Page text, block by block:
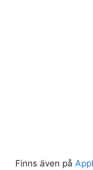
Finns även på